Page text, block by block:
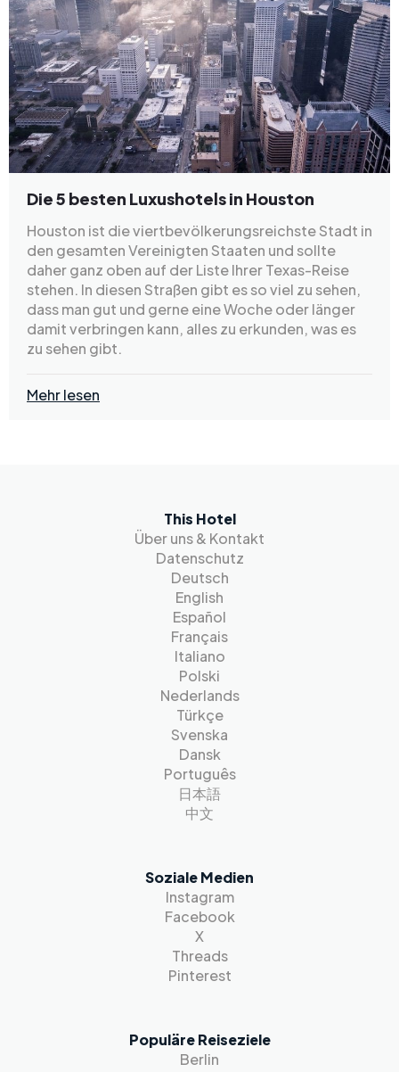
Die 5 besten Luxushotels in Houston
Houston ist die viertbevölkerungsreichste Stadt in
den gesamten Vereinigten Staaten und sollte
daher ganz oben auf der Liste Ihrer Texas-Reise
stehen. In diesen Straßen gibt es so viel zu sehen,
dass man gut und gerne eine Woche oder länger
damit verbringen kann, alles zu erkunden, was es
zu sehen gibt.
Mehr lesen
This Hotel
Über uns & Kontakt
Datenschutz
Deutsch
English
Español
Français
Italiano
Polski
Nederlands
Türkçe
Svenska
Dansk
Português
日本語
中文
Soziale Medien
Instagram
Facebook
X
Threads
Pinterest
Populäre Reiseziele
Berlin